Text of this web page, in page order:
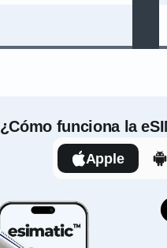
¿Cómo funciona la
Apple